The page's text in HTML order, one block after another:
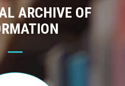
ARCHIVE OF